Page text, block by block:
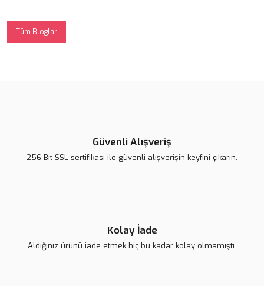
Tüm Bloglar
Güvenli Alışveriş
256 Bit SSL sertifikası ile güvenli alışverişin keyfini çıkarın.
Kolay İade
Aldığınız ürünü iade etmek hiç bu kadar kolay olmamıştı.